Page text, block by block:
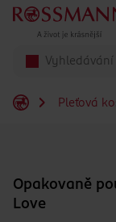
Přeskočit na hlavmní
Pleťová
Opakovaně
Love